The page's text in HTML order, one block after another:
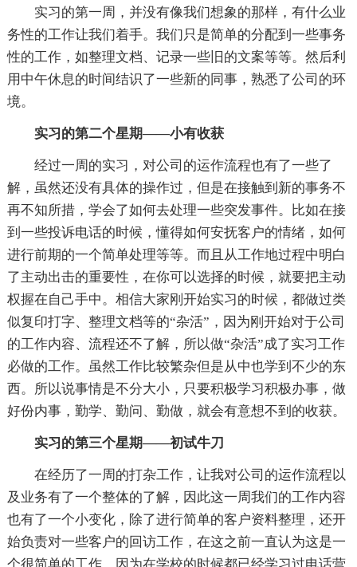
实习的第一周，并没有像我们想象的那样，有什么业
务性的工作让我们着手。我们只是简单的分配到一些事务
性的工作，如整理文档、记录一些旧的文案等等。然后利
用中午休息的时间结识了一些新的同事，熟悉了公司的环
境。
实习的第二个星期——小有收获
经过一周的实习，对公司的运作流程也有了一些了
解，虽然还没有具体的操作过，但是在接触到新的事务不
再不知所措，学会了如何去处理一些突发事件。比如在接
到一些投诉电话的时候，懂得如何安抚客户的情绪，如何
进行前期的一个简单处理等等。而且从工作地过程中明白
了主动出击的重要性，在你可以选择的时候，就要把主动
权握在自己手中。相信大家刚开始实习的时候，都做过类
似复印打字、整理文档等的“杂活”，因为刚开始对于公司
的工作内容、流程还不了解，所以做“杂活”成了实习工作
必做的工作。虽然工作比较繁杂但是从中也学到不少的东
西。所以说事情是不分大小，只要积极学习积极办事，做
好份内事，勤学、勤问、勤做，就会有意想不到的收获。
实习的第三个星期——初试牛刀
在经历了一周的打杂工作，让我对公司的运作流程以
及业务有了一个整体的了解，因此这一周我们的工作内容
也有了一个小变化，除了进行简单的客户资料整理，还开
始负责对一些客户的回访工作，在这之前一直认为这是一